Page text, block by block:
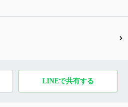
LINEで共有する